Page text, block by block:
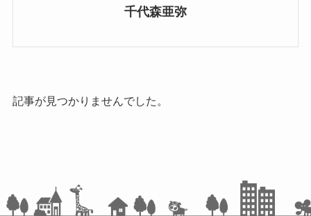
千代森亜弥
記事が見つかりませんでした。